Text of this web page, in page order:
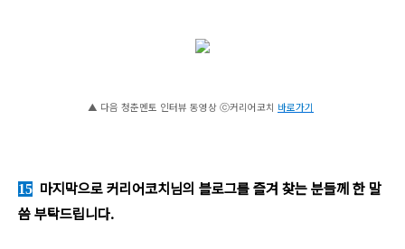
▲ 다음 청춘멘토 인터뷰 동영상 ⓒ커리어코치 바로가기
15 마지막으로 커리어코치님의 블로그를 즐겨 찾는 분들께 한 말
씀 부탁드립니다.